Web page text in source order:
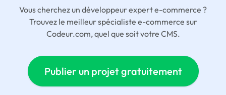
Vous cherchez un développeur expert e-commerce ?
Trouvez le meilleur spécialiste e-commerce sur
Codeur.com, quel que soit votre CMS.
Publier un projet gratuitement